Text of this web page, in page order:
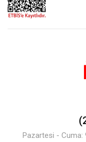
Pazartesi - Cuma: